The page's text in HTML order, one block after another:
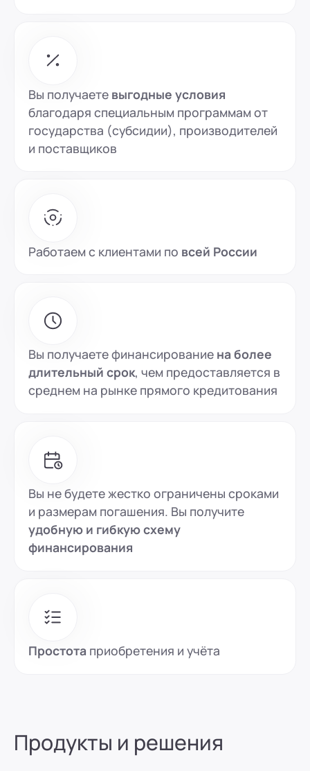
Вы получаете выгодные условия
благодаря специальным программам от
государства (субсидии), производителей
и поставщиков
Работаем с клиентами по всей России
Вы получаете финансирование на более
длительный срок, чем предоставляется в
среднем на рынке прямого кредитования
Вы не будете жестко ограничены сроками
и размерам погашения. Вы получите
удобную и гибкую схему
финансирования
Простота приобретения и учёта
Продукты и решения